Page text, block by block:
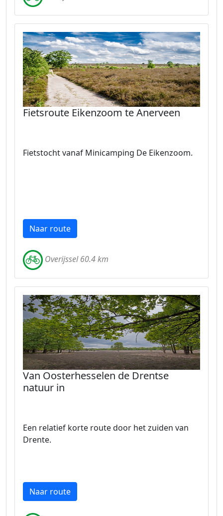
Fietsroute Eikenzoom te Anerveen
Fietstocht vanaf Minicamping De Eikenzoom.
Naar route
Overijssel 60.4 km
Van Oosterhesselen de Drentse
natuur in
Een relatief korte route door het zuiden van
Drente.
Naar route